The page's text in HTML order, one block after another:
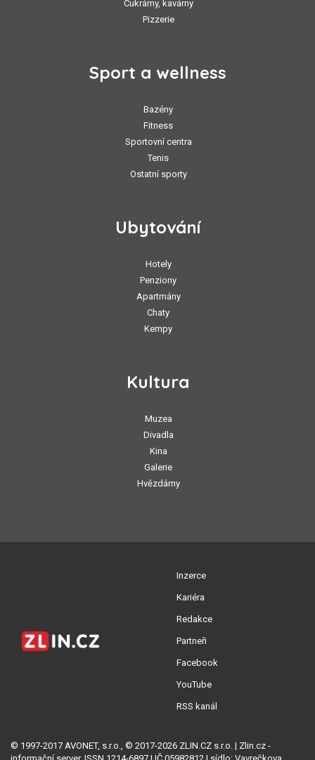
Cukrárny, kavárny
Pizzerie
Sport a wellness
Bazény
Fitness
Sportovní centra
Tenis
Ostatní sporty
Ubytování
Hotely
Penziony
Apartmány
Chaty
Kempy
Kultura
Muzea
Divadla
Kina
Galerie
Hvězdárny
Inzerce
Kariéra
Redakce
Partneři
Facebook
YouTube
RSS kanál
© 1997-2017 AVONET, s.r.o., © 2017-2026 ZLIN.CZ s.r.o. | Zlin.cz -